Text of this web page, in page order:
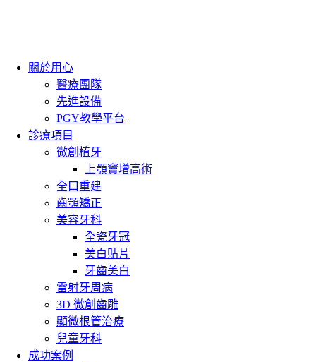
關於用心
醫療團隊
先進設備
PGY教學平台
診療項目
微創植牙
上顎竇增高術
全口重建
齒顎矯正
美容牙科
全瓷牙冠
美白貼片
牙齒美白
雷射牙周病
3D 微創齒雕
顯微根管治療
兒童牙科
成功案例